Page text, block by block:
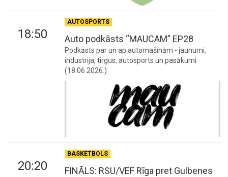
18:50
AUTOSPORTS
Auto podkāsts “MAUCAM” EP28
Podkāsts par un ap automašīnām - jaunumi,
industrija, tirgus, autosports un pasākumi
(18.06.2026.)
20:20
BASKETBOLS
FINĀLS: RSU/VEF Rīga pret Gulbenes